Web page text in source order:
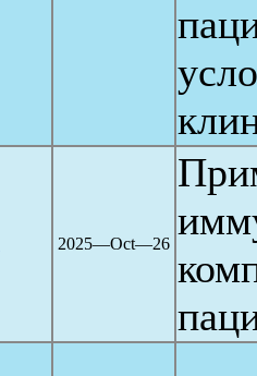
2025―Oct―26